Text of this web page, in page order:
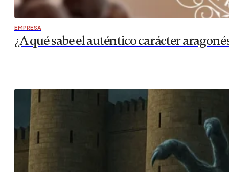
EMPRESA
¿A qué sabe el auténtico carácter